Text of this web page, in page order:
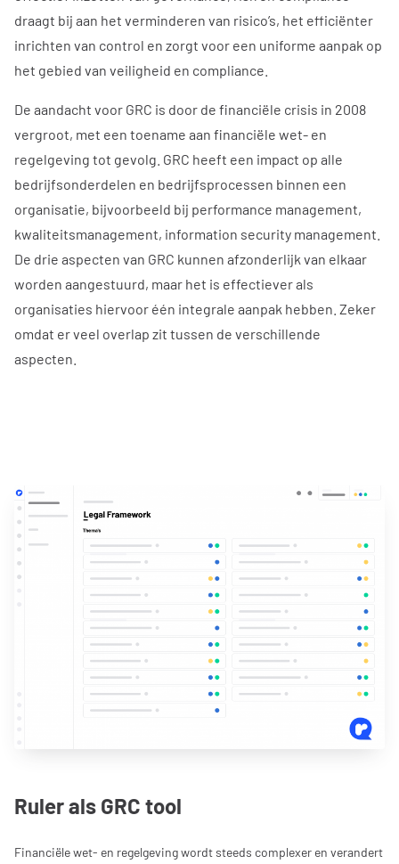
draagt bij aan het verminderen van risico’s, het efficiënter
inrichten van control en zorgt voor een uniforme aanpak op
het gebied van veiligheid en compliance.
De aandacht voor GRC is door de financiële crisis in 2008
vergroot, met een toename aan financiële wet- en
regelgeving tot gevolg. GRC heeft een impact op alle
bedrijfsonderdelen en bedrijfsprocessen binnen een
organisatie, bijvoorbeeld bij performance management,
kwaliteitsmanagement, information security management.
De drie aspecten van GRC kunnen afzonderlijk van elkaar
worden aangestuurd, maar het is effectiever als
organisaties hiervoor één integrale aanpak hebben. Zeker
omdat er veel overlap zit tussen de verschillende
aspecten.
Ruler als GRC tool
Financiële wet- en regelgeving wordt steeds complexer en verandert